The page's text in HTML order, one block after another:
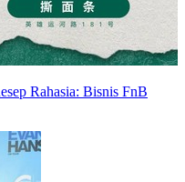
Rahasia: Bisnis FnB